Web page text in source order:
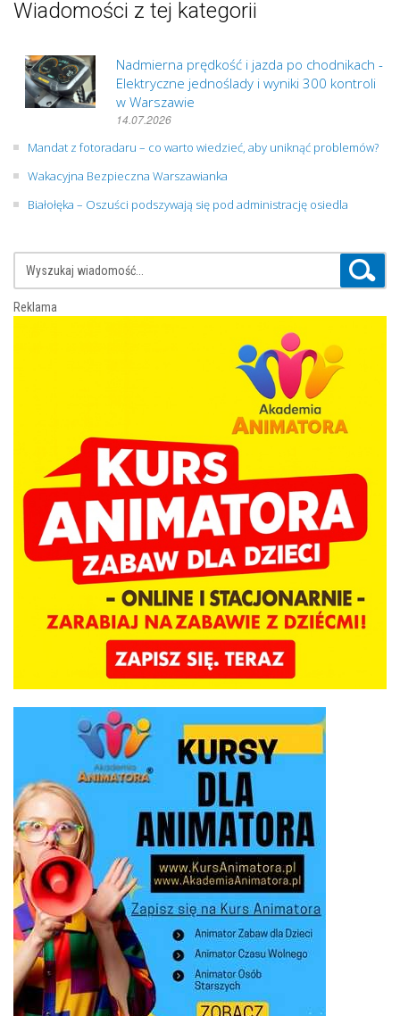
Wiadomości z tej kategorii
Nadmierna prędkość i jazda po chodnikach -
Elektryczne jednoślady i wyniki 300 kontroli
w Warszawie
14.07.2026
Mandat z fotoradaru – co warto wiedzieć, aby uniknąć problemów?
Wakacyjna Bezpieczna Warszawianka
Białołęka – Oszuści podszywają się pod administrację osiedla
Reklama